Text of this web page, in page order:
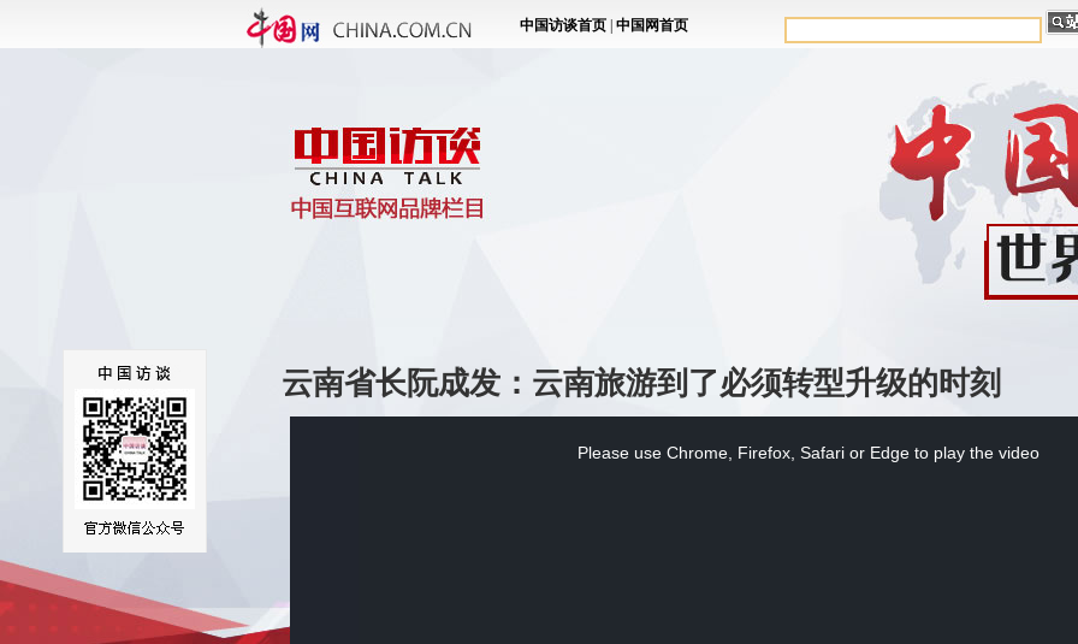
云南省长阮成发：云南旅游到了必须转型升级的时刻
Please use Chrome, Firefox, Safari or Edge to play the video